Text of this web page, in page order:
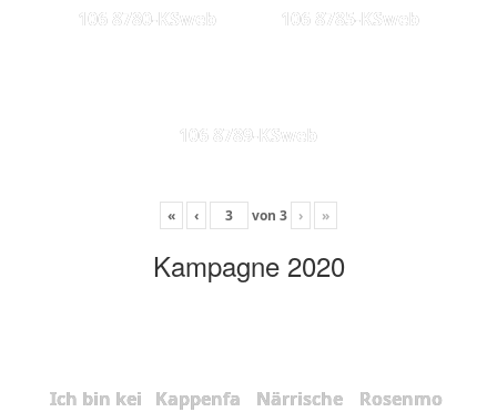
106 8780-KSweb 106 8785-KSweb
106 8789-KSweb
« ‹ von 3 › »
Kampagne 2020
Ich bin kei
Kappenfa
Närrische
Rosenmo